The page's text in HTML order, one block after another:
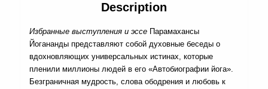
Description
Избранные выступления и эссеПарамахансы
Йогананды представляют собой духовные беседы о
вдохновляющих универсальных истинах, которые
пленили миллионы людей в его «Автобиографии йога».
Безграничная мудрость, слова ободрения и любовь к